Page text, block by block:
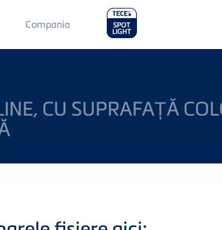
Main
Menu
2
Compania
CU SUPRAFAȚĂ